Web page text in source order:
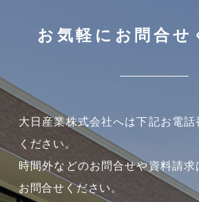
お気軽にお問合せ
大日産業株式会社へは下記お電
ください。
時間外などのお問合せや資料請求
お問合せください。